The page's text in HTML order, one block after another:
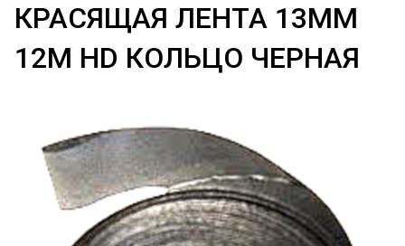
КРАСЯЩАЯ ЛЕНТА 13ММ
12М HD КОЛЬЦО ЧЕРНАЯ